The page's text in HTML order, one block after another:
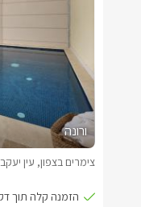
ורונה
צימרים בצפון, עין יעקב